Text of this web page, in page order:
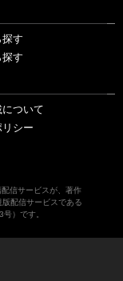
探す
す
ついて
シー
信サービスが、著作
配信サービスである
）です。